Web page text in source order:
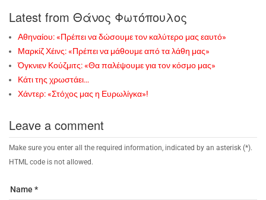
Latest from Θάνος Φωτόπουλος
Αθηναίου: «Πρέπει να δώσουμε τον καλύτερο μας εαυτό»
Μαρκίζ Χέινς: «Πρέπει να μάθουμε από τα λάθη μας»
Όγκνιεν Κούζμιτς: «Θα παλέψουμε για τον κόσμο μας»
Κάτι της χρωστάει…
Χάντερ: «Στόχος μας η Ευρωλίγκα»!
Leave a comment
Make sure you enter all the required information, indicated by an asterisk (*).
HTML code is not allowed.
Name *